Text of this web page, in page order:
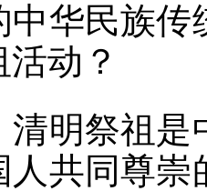
中华民族
动？
清明祭祖是
人共同尊